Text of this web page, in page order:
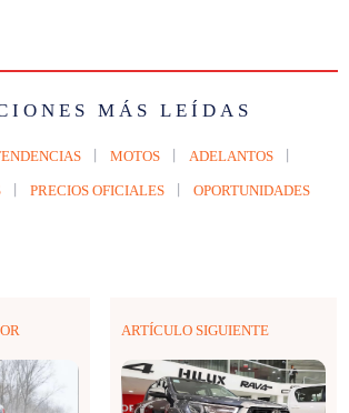
MÁS LEÍDAS
MOTOS ADELANTOS
PRECIOS OFICIALES OPORTUNIDADES
ARTÍCULO SIGUIENTE